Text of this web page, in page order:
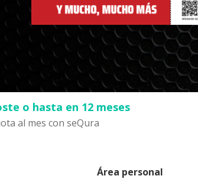
o hasta en 12 meses
al mes con seQura
Área personal